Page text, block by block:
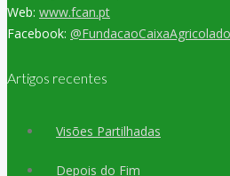
Web: www.fcan.pt
Facebook:
Artigos recentes
Visões Partilhadas
Depois do Fim